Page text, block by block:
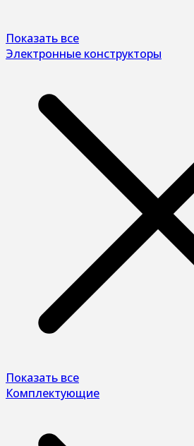
Показать все
Электронные конструкторы
Показать все
Комплектующие